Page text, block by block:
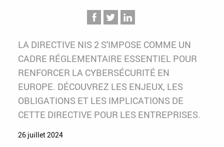
LA DIRECTIVE NIS 2 S'IMPOSE COMME UN
CADRE RÉGLEMENTAIRE ESSENTIEL POUR
RENFORCER LA CYBERSÉCURITÉ EN
EUROPE. DÉCOUVREZ LES ENJEUX, LES
OBLIGATIONS ET LES IMPLICATIONS DE
CETTE DIRECTIVE POUR LES ENTREPRISES.
26 juillet 2024